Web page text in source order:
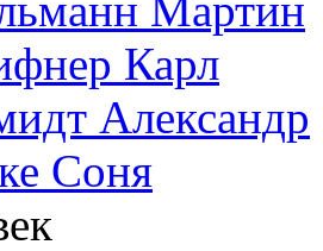
Карл
Александр
Соня